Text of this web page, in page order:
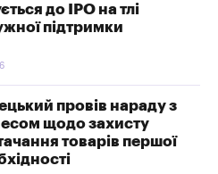
до IPO на тлі
підтримки
провів нараду з
щодо захисту
товарів першої